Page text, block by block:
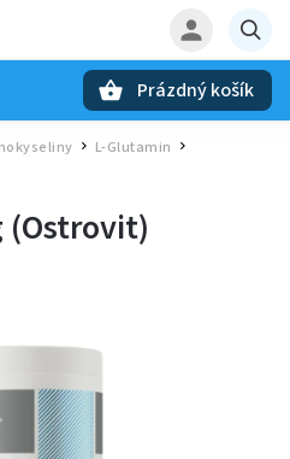
Prázdný košík
L-Glutamin
(Ostrovit)